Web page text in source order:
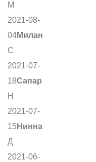
М
2021-08-
04Милан
С
2021-07-
18Сапар
Н
2021-07-
15 Нинна
Д
2021-06-